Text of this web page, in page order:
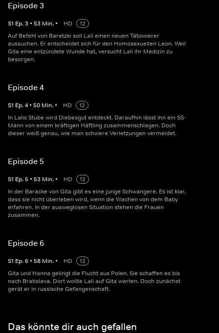
Episode 3
S1 Ep.3 • 53 Min. • HD
12
Auf Befehl von Baretzki soll Lali einen neuen Tätowierer
aussuchen. Er entscheidet sich für den Homosexuellen Leon. Weil
Gita eine entzündete Wunde hat, versucht Lali ihr Medizin zu
besorgen.
Episode 4
S1 Ep.4 • 50 Min. • HD
12
In Lalis Stube wird Diebesgut entdeckt. Daraufhin lässt ihn ein SS-
Mann von einem kräftigen Häftling zusammenschlagen. Doch
dieser weiß genau, wie man schwere Verletzungen vermeidet.
Episode 5
S1 Ep.5 • 53 Min. • HD
12
In der Baracke von Gita gibt es eine junge Schwangere. Es ist klar,
dass sie nicht überleben wird, wenn die Wachen von dem Baby
erfahren. In der ausweglosen Situation stehen die Frauen
zusammen.
Episode 6
S1 Ep.6 • 58 Min. • HD
12
Gita und Hanna gelingt die Flucht aus Polen. Sie schaffen es bis
nach Bratislava. Dort wollte Lali auf Gita warten. Doch zunächst
gerät er in russische Gefangenschaft.
Das könnte dir auch gefallen